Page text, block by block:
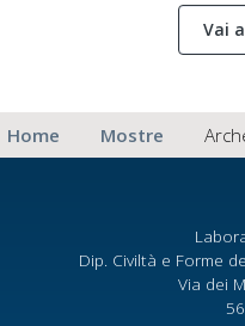
Vai
Home Mostre
Dip. Civiltà e Forme
Via dei